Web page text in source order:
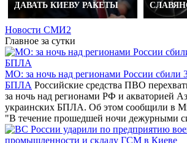
ДАВАТЬ КИЕВУ РАКЕТЫ
Новости СМИ2
Главное за сутки
МО: за ночь над регионами России сбили
БПЛА Российские средства ПВО
за ночь над регионами РФ и акваторией
украинских БПЛА. Об этом сообщили в
"В течение прошедшей ночи дежурными